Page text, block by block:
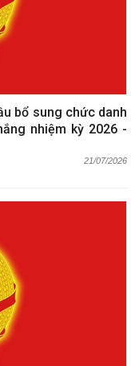
bổ sung chức danh
nhiệm kỳ 2026 -
21/07/2026